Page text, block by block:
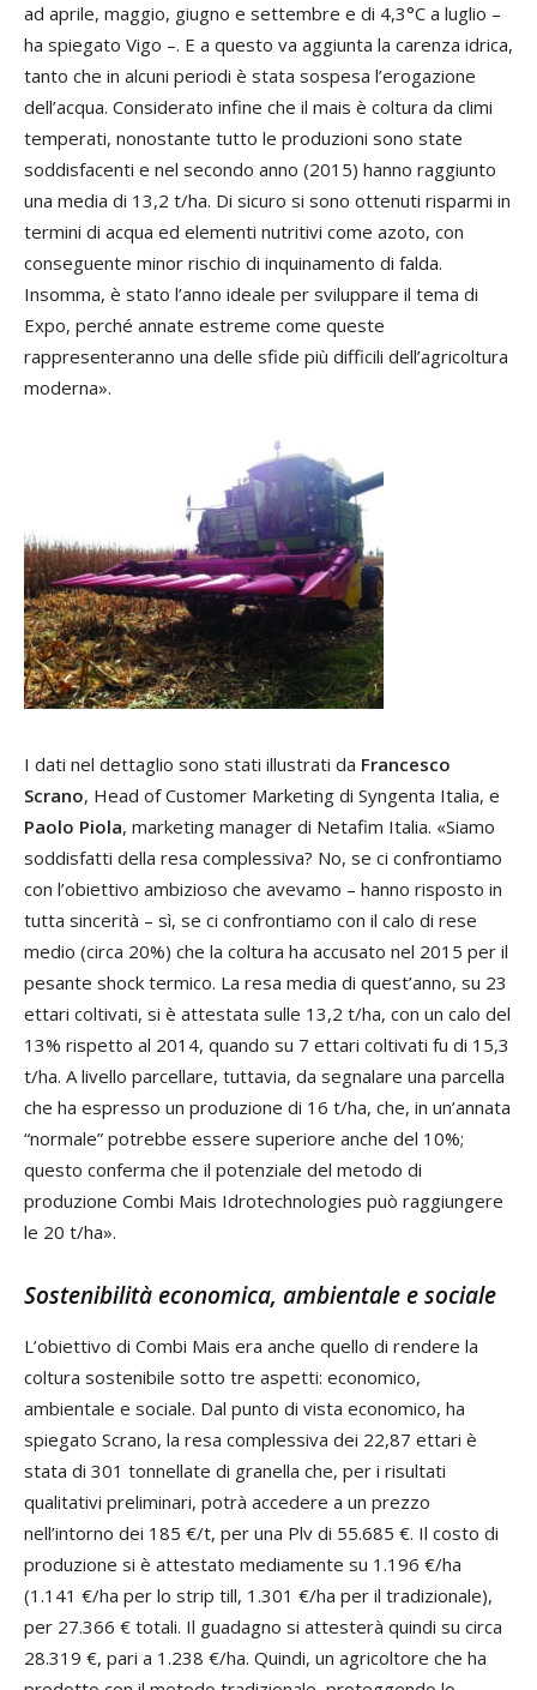
ad aprile, maggio, giugno e settembre e di 4,3°C a luglio –
ha spiegato Vigo –. E a questo va aggiunta la carenza idrica,
tanto che in alcuni periodi è stata sospesa l’erogazione
dell’acqua. Considerato infine che il mais è coltura da climi
temperati, nonostante tutto le produzioni sono state
soddisfacenti e nel secondo anno (2015) hanno raggiunto
una media di 13,2 t/ha. Di sicuro si sono ottenuti risparmi in
termini di acqua ed elementi nutritivi come azoto, con
conseguente minor rischio di inquinamento di falda.
Insomma, è stato l’anno ideale per sviluppare il tema di
Expo, perché annate estreme come queste
rappresenteranno una delle sfide più difficili dell’agricoltura
moderna».
I dati nel dettaglio sono stati illustrati da Francesco
Scrano, Head of Customer Marketing di Syngenta Italia, e
Paolo Piola, marketing manager di Netafim Italia. «Siamo
soddisfatti della resa complessiva? No, se ci confrontiamo
con l’obiettivo ambizioso che avevamo – hanno risposto in
tutta sincerità – sì, se ci confrontiamo con il calo di rese
medio (circa 20%) che la coltura ha accusato nel 2015 per il
pesante shock termico. La resa media di quest’anno, su 23
ettari coltivati, si è attestata sulle 13,2 t/ha, con un calo del
13% rispetto al 2014, quando su 7 ettari coltivati fu di 15,3
t/ha. A livello parcellare, tuttavia, da segnalare una parcella
che ha espresso un produzione di 16 t/ha, che, in un’annata
“normale” potrebbe essere superiore anche del 10%;
questo conferma che il potenziale del metodo di
produzione Combi Mais Idrotechnologies può raggiungere
le 20 t/ha».
Sostenibilità economica, ambientale e sociale
L’obiettivo di Combi Mais era anche quello di rendere la
coltura sostenibile sotto tre aspetti: economico,
ambientale e sociale. Dal punto di vista economico, ha
spiegato Scrano, la resa complessiva dei 22,87 ettari è
stata di 301 tonnellate di granella che, per i risultati
qualitativi preliminari, potrà accedere a un prezzo
nell’intorno dei 185 €/t, per una Plv di 55.685 €. Il costo di
produzione si è attestato mediamente su 1.196 €/ha
(1.141 €/ha per lo strip till, 1.301 €/ha per il tradizionale),
per 27.366 € totali. Il guadagno si attesterà quindi su circa
28.319 €, pari a 1.238 €/ha. Quindi, un agricoltore che ha